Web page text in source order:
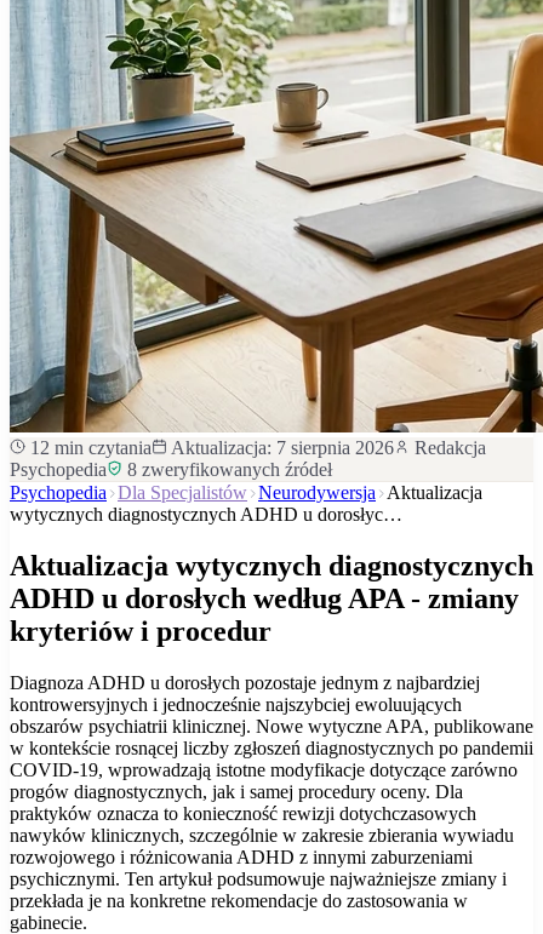
12 min czytania Aktualizacja: 7 sierpnia 2026
Redakcja
Psychopedia
8 zweryfikowanych źródeł
Psychopedia Dla Specjalistów Neurodywersja
Aktualizacja
wytycznych diagnostycznych ADHD u dorosłyc…
Aktualizacja wytycznych diagnostycznych
ADHD u dorosłych według APA - zmiany
kryteriów i procedur
Diagnoza ADHD u dorosłych pozostaje jednym z najbardziej
kontrowersyjnych i jednocześnie najszybciej ewoluujących
obszarów psychiatrii klinicznej. Nowe wytyczne APA, publikowane
w kontekście rosnącej liczby zgłoszeń diagnostycznych po pandemii
COVID-19, wprowadzają istotne modyfikacje dotyczące zarówno
progów diagnostycznych, jak i samej procedury oceny. Dla
praktyków oznacza to konieczność rewizji dotychczasowych
nawyków klinicznych, szczególnie w zakresie zbierania wywiadu
rozwojowego i różnicowania ADHD z innymi zaburzeniami
psychicznymi. Ten artykuł podsumowuje najważniejsze zmiany i
przekłada je na konkretne rekomendacje do zastosowania w
gabinecie.